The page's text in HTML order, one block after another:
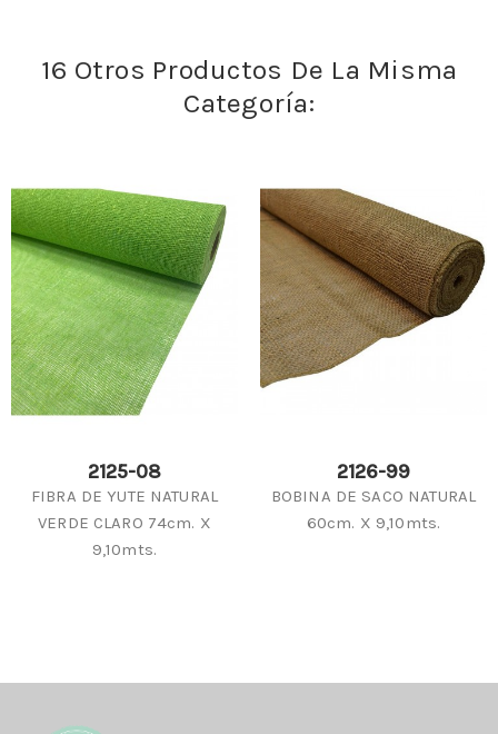
16 Otros Productos De La Misma
Categoría:
2125-08
FIBRA DE YUTE NATURAL
VERDE CLARO 74cm. X
9,10mts.
2126-99
BOBINA DE SACO NATURAL
60cm. X 9,10mts.